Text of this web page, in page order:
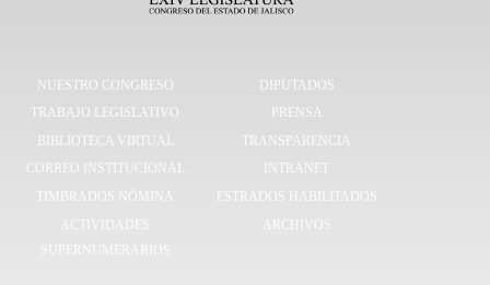
NUESTRO CONGRESO
DIPUTADOS
TRABAJO LEGISLATIVO
PRENSA
BIBLIOTECA VIRTUAL
TRANSPARENCIA
CORREO INSTITUCIONAL
INTRANET
TIMBRADOS NÓMINA
ESTRADOS HABILITADOS
ACTIVIDADES
SUPERNUMERARIOS
ARCHIVOS